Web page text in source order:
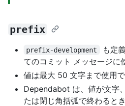
prefix
prefix-development
も定
てのコミット メッセージに
値は最大 50 文字まで使用で
Dependabot は、値が文字
たは閉じ角括弧で終わると